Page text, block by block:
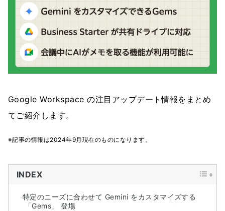
Google Workspace の注目アップデート情報をまとめ
てご紹介します。
※記事の情報は2024年9月現在のものになります。
INDEX
特定のニーズに合わせて Gemini をカスタマイズする
「Gems」 登場